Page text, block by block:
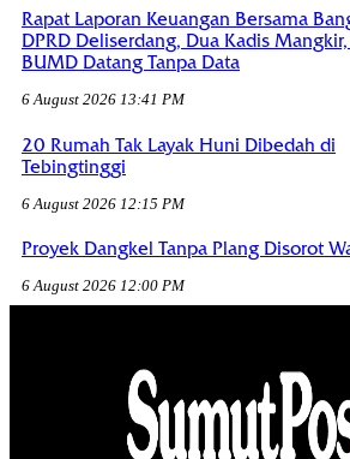
Rapat Laporan Keuangan Bersama
DPRD Deliserdang, Dua Kadis
BUMD Datang Tanpa Data
6 August 2026 13:41 PM
20 Rumah Tak Layak Huni Dibedah di
Tebingtinggi
6 August 2026 12:15 PM
Proyek Dangkel Tanpa Plang Disorot
6 August 2026 12:00 PM